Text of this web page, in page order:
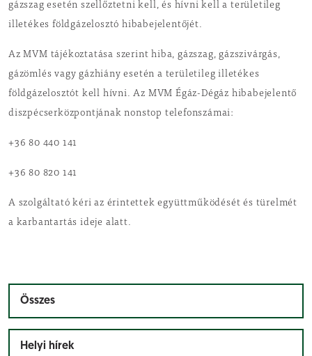
gázszag esetén szellőztetni kell, és hívni kell a területileg
illetékes földgázelosztó hibabejelentőjét.
Az MVM tájékoztatása szerint hiba, gázszag, gázszivárgás,
gázömlés vagy gázhiány esetén a területileg illetékes
földgázelosztót kell hívni. Az MVM Égáz-Dégáz hibabejelentő
diszpécserközpontjának nonstop telefonszámai:
+36 80 440 141
+36 80 820 141
A szolgáltató kéri az érintettek együttműködését és türelmét
a karbantartás ideje alatt.
Összes
Helyi hírek